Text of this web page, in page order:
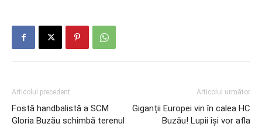
Articolul precedent
Fostă handbalistă a SCM
Gloria Buzău schimbă terenul
Articolul următor
Giganții Europei vin în calea HC
Buzău! Lupii își vor afla